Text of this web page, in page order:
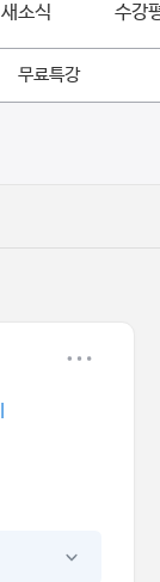
새소식 수강
무료특강